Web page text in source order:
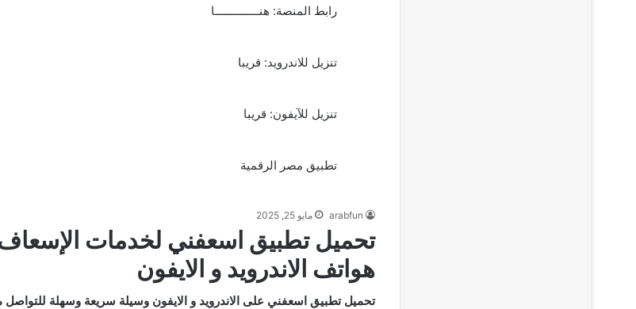
رابط المنصة: هنــــــــــــــا
تنزيل للاندرويد: قريبا
تنزيل للآيفون: قريبا
تطبيق مصر الرقمية
arabfun مايو 25, 2025
تحميل تطبيق اسعفني لخدمات
هواتف الاندرويد و الايفون
تحميل تطبيق اسعفني على الاندرويد و الايفون وسيلة سريعة وسهلة